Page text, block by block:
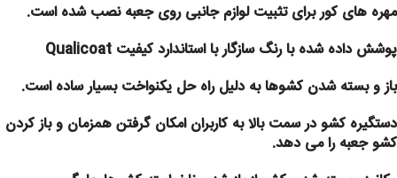
مهره های کور برای تثبیت لوازم جانبی روی جعبه نصب شده است.
پوشش داده شده با رنگ سازگار با استاندارد کیفیت Qualicoat
باز و بسته شدن کشوها به دلیل راه حل یکنواخت بسیار ساده است.
دستگیره کشو در سمت بالا به کاربران امکان گرفتن همزمان و باز کردن
کشو جعبه را می دهد.